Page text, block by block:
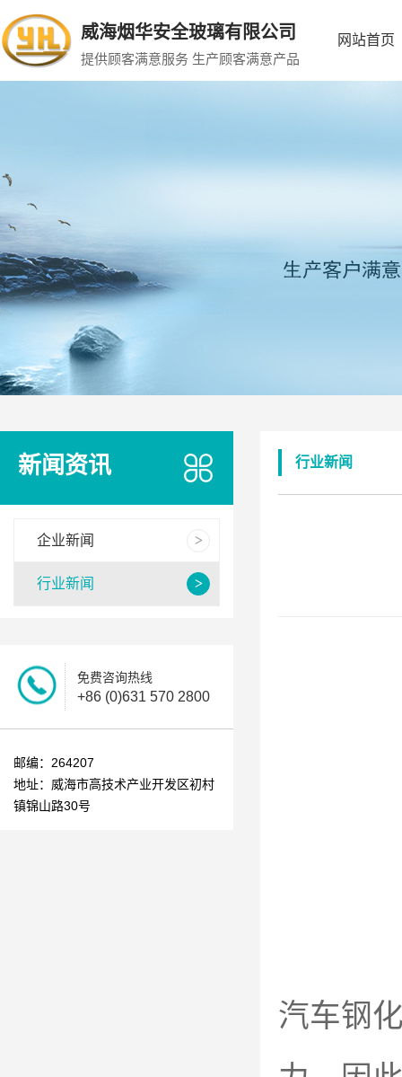
威海烟华安全玻璃有限公司
提供顾客满意服务 生产顾客满意产品
网站首页
新闻资讯
企业新闻
行业新闻
免费咨询热线
+86 (0)631 570 2800
邮编：264207
地址：威海市高技术产业开发区初村
镇锦山路30号
行业新闻
汽车钢